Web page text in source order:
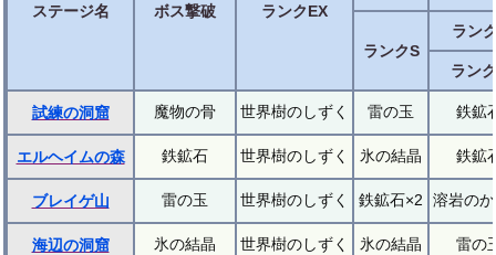
ステージ名 ボス撃破 ランクEX
ランクS
ラン
ラン
試練の洞窟 魔物の骨 世界樹のしずく 雷の玉 鉄鉱
エルヘイムの森 鉄鉱石 世界樹のしずく 氷の結晶 鉄鉱
ブレイゲ山 雷の玉 世界樹のしずく 鉄鉱石×2 溶岩の
海辺の洞窟 氷の結晶 世界樹のしずく 氷の結晶 雷の